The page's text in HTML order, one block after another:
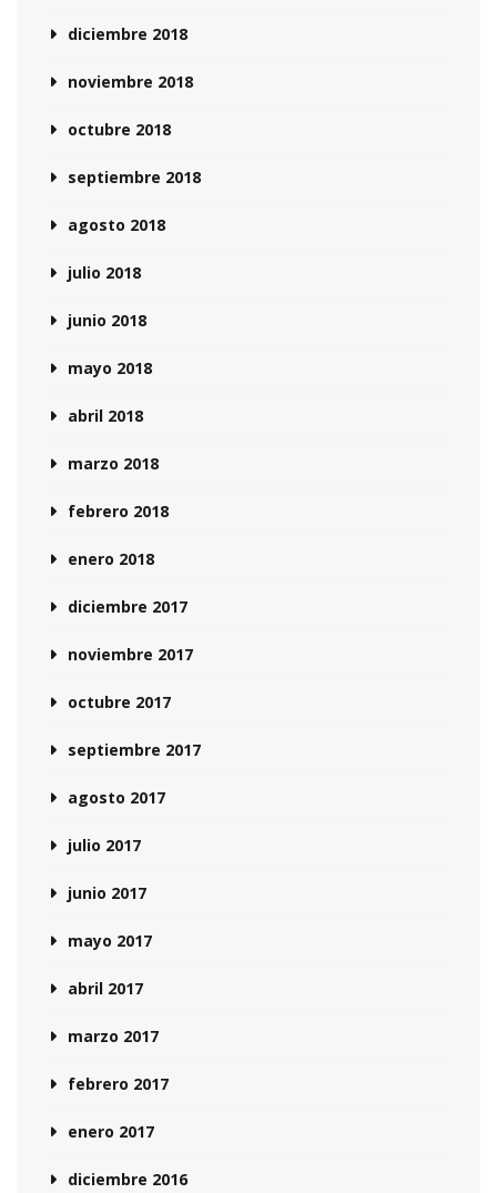
diciembre 2018
noviembre 2018
octubre 2018
septiembre 2018
agosto 2018
julio 2018
junio 2018
mayo 2018
abril 2018
marzo 2018
febrero 2018
enero 2018
diciembre 2017
noviembre 2017
octubre 2017
septiembre 2017
agosto 2017
julio 2017
junio 2017
mayo 2017
abril 2017
marzo 2017
febrero 2017
enero 2017
diciembre 2016